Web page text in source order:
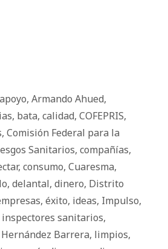
apoyo, Armando Ahued,
, bata, calidad, COFEPRIS,
, Comisión Federal para la
Sanitarios, compañías,
, consumo, Cuaresma,
, delantal, dinero, Distrito
, éxito, ideas, Impulso,
inspectores sanitarios,
Barrera, limpios,